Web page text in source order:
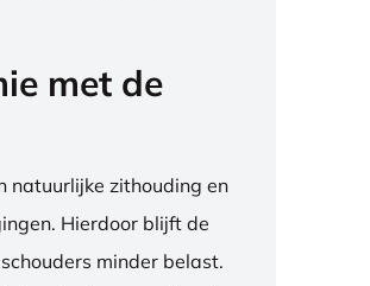
met de
natuurlijke zithouding en
Hierdoor blijft de
minder belast.